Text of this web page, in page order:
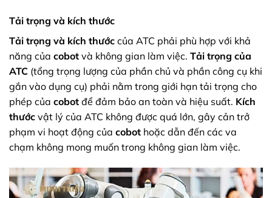
Tải trọng và kích thước
Tải trọng và kích thước của ATC phải phù hợp với khả
năng của cobot và không gian làm việc. Tải trọng của
ATC (tổng trọng lượng của phần chủ và phần công cụ khi
gắn vào dụng cụ) phải nằm trong giới hạn tải trọng cho
phép của cobot để đảm bảo an toàn và hiệu suất. Kích
thước vật lý của ATC không được quá lớn, gây cản trở
phạm vi hoạt động của cobot hoặc dẫn đến các va
chạm không mong muốn trong không gian làm việc.